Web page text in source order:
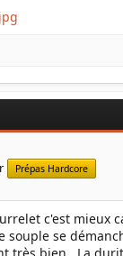
Prépas Hardcore
c'est mieux
souple se